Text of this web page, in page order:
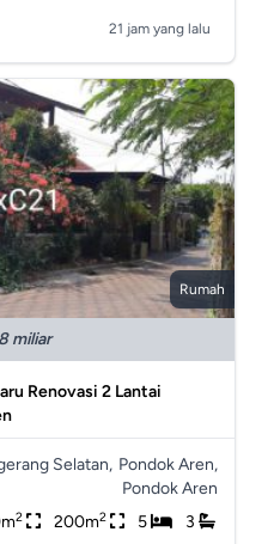
21 jam yang lalu
Rumah
miliar
Renovasi 2 Lantai
Selatan, Pondok Aren,
Pondok Aren
2 200m2 5 3